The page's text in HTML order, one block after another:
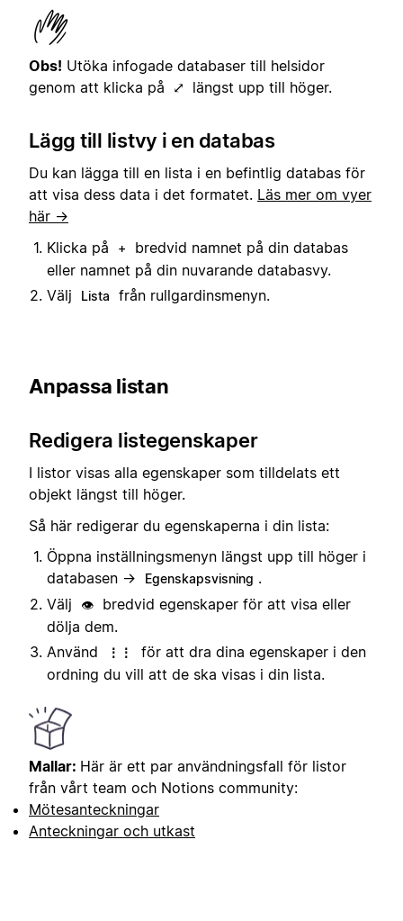
Obs! Utöka infogade databaser till helsidor
genom att klicka på
⤢ längst upp till höger.
Lägg till listvy i en databas
Du kan lägga till en lista i en befintlig databas för
att visa dess data i det formatet. Läs mer om vyer
här →
Klicka på
+
bredvid namnet på din databas
eller namnet på din nuvarande databasvy.
Välj
Lista från rullgardinsmenyn.
Anpassa listan
Redigera listegenskaper
I listor visas alla egenskaper som tilldelats ett
objekt längst till höger.
Så här redigerar du egenskaperna i din lista:
Öppna inställningsmenyn längst upp till höger i
databasen →
Egenskapsvisning .
Välj
👁️
bredvid egenskaper för att visa eller
dölja dem.
Använd
⋮⋮
för att dra dina egenskaper i den
ordning du vill att de ska visas i din lista.
Mallar: Här är ett par användningsfall för listor
från vårt team och Notions community:
Mötesanteckningar
Anteckningar och utkast